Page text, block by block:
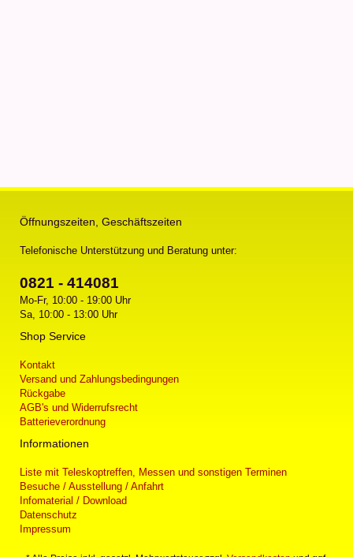
Öffnungszeiten, Geschäftszeiten
Telefonische Unterstützung und Beratung unter:
0821 - 414081
Mo-Fr, 10:00 - 19:00 Uhr
Sa, 10:00 - 13:00 Uhr
Shop Service
Kontakt
Versand und Zahlungsbedingungen
Rückgabe
AGB's und Widerrufsrecht
Batterieverordnung
Informationen
Liste mit Teleskoptreffen, Messen und sonstigen Terminen
Besuche / Ausstellung / Anfahrt
Infomaterial / Download
Datenschutz
Impressum